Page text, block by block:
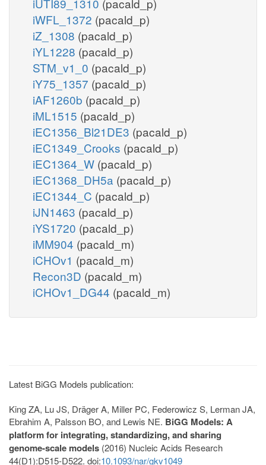
iWFL_1372 (pacald_p)
iZ_1308 (pacald_p)
iYL1228 (pacald_p)
STM_v1_0 (pacald_p)
iY75_1357 (pacald_p)
iAF1260b (pacald_p)
iML1515 (pacald_p)
iEC1356_Bl21DE3 (pacald_p)
iEC1349_Crooks (pacald_p)
iEC1364_W (pacald_p)
iEC1368_DH5a (pacald_p)
iEC1344_C (pacald_p)
iJN1463 (pacald_p)
iYS1720 (pacald_p)
iMM904 (pacald_m)
iCHOv1 (pacald_m)
Recon3D (pacald_m)
iCHOv1_DG44 (pacald_m)
Latest BiGG Models publication:
King ZA, Lu JS, Dräger A, Miller PC, Federowicz S, Lerman JA,
Ebrahim A, Palsson BO, and Lewis NE. BiGG Models: A
platform for integrating, standardizing, and sharing
genome-scale models (2016) Nucleic Acids Research
44(D1):D515-D522. doi:10.1093/nar/gkv1049